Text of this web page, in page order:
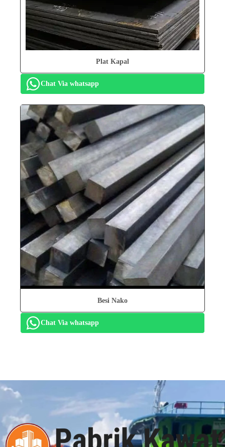
Plat Kapal
Chat Via whatsapp
Besi Nako
Chat Via whatsapp